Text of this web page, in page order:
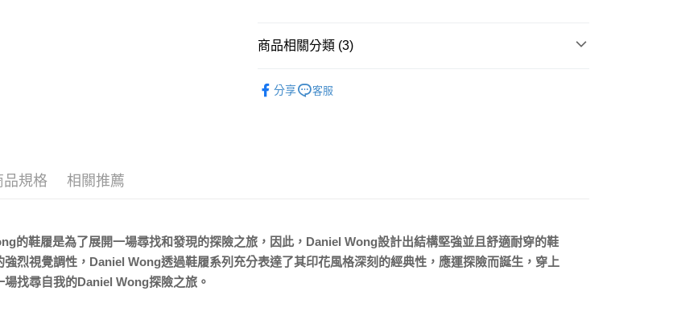
商品相關分類 (3)
分享 客服
品規格 相關推薦
的鞋履是為了展開一場尋找和發現的探險之旅，因此，Daniel Wong設計出結構堅強並且舒適耐穿的鞋
強烈視覺調性，Daniel Wong透過鞋履系列充分表達了其印花風格深刻的經典性，應運探險而誕生，穿上
場找尋自我的Daniel Wong探險之旅。